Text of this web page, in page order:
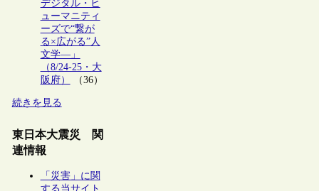
デジタル・ヒ
ューマニティ
ーズで“繋が
る×広がる”人
文学―」
（8/24-25・大
阪府）
（36）
続きを見る
東日本大震災 関
連情報
「災害」に関
する当サイト